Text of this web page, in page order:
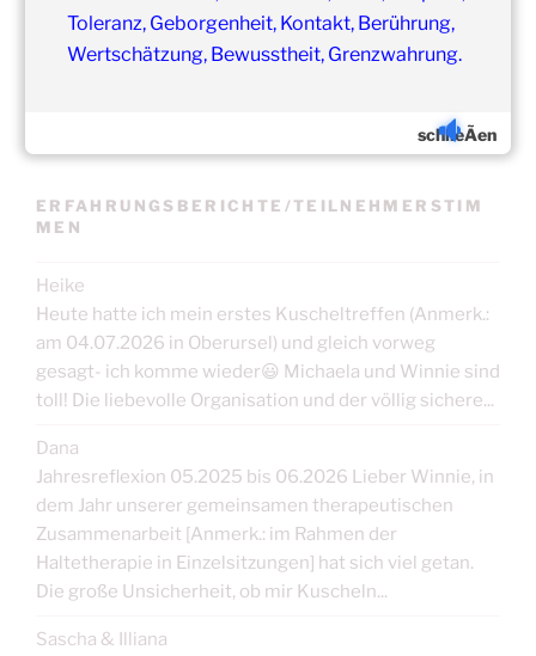
Der nächste Termin ist nicht weit entfernt.
ERFAHRUNGSBERICHTE/TEILNEHMERSTIM
MEN
Heike
Heute hatte ich mein erstes Kuscheltreffen (Anmerk.:
am 04.07.2026 in Oberursel) und gleich vorweg
gesagt- ich komme wieder😃 Michaela und Winnie sind
toll! Die liebevolle Organisation und der völlig sichere...
Dana
Jahresreflexion 05.2025 bis 06.2026 Lieber Winnie, in
dem Jahr unserer gemeinsamen therapeutischen
Zusammenarbeit [Anmerk.: im Rahmen der
Haltetherapie in Einzelsitzungen] hat sich viel getan.
Die große Unsicherheit, ob mir Kuscheln...
Sascha & Illiana
schlieÃen
Toleranz, Geborgenheit, Kontakt, Berührung,
Wertschätzung, Bewusstheit, Grenzwahrung.